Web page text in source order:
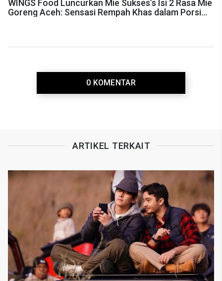
WINGS Food Luncurkan Mie Sukses’s Isi 2 Rasa Mie
Goreng Aceh: Sensasi Rempah Khas dalam Porsi
0 KOMENTAR
ARTIKEL TERKAIT